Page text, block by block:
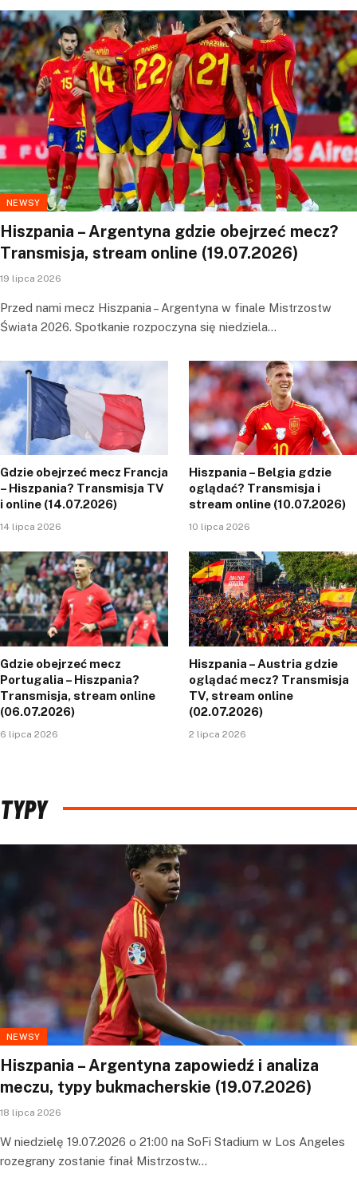
NEWSY
Hiszpania – Argentyna gdzie obejrzeć mecz?
Transmisja, stream online (19.07.2026)
19 lipca 2026
Przed nami mecz Hiszpania – Argentyna w finale Mistrzostw
Świata 2026. Spotkanie rozpoczyna się niedziela…
Gdzie obejrzeć mecz Francja
– Hiszpania? Transmisja TV
i online (14.07.2026)
14 lipca 2026
Hiszpania – Belgia gdzie
oglądać? Transmisja i
stream online (10.07.2026)
10 lipca 2026
Gdzie obejrzeć mecz
Portugalia – Hiszpania?
Transmisja, stream online
(06.07.2026)
6 lipca 2026
Hiszpania – Austria gdzie
oglądać mecz? Transmisja
TV, stream online
(02.07.2026)
2 lipca 2026
TYPY
NEWSY
Hiszpania – Argentyna zapowiedź i analiza
meczu, typy bukmacherskie (19.07.2026)
18 lipca 2026
W niedzielę 19.07.2026 o 21:00 na SoFi Stadium w Los Angeles
rozegrany zostanie finał Mistrzostw…